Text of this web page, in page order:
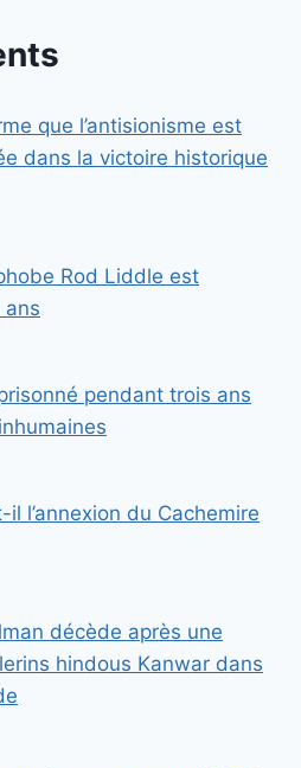
que l’antisionisme est
dans la victoire historique
Rod Liddle est
ans
pendant trois ans
l’annexion du Cachemire
décède après une
hindous Kanwar dans